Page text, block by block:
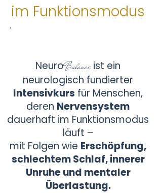
im Funktionsmodus
NeuroBalance ist ein
neurologisch fundierter
Intensivkurs für Menschen,
deren Nervensystem
dauerhaft im Funktionsmodus
läuft –
mit Folgen wie Erschöpfung,
schlechtem Schlaf, innerer
Unruhe und mentaler
Überlastung.